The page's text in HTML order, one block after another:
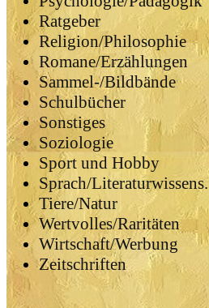
Ratgeber
Religion/Philosophie
Romane/Erzählungen
Sammel-/Bildbände
Schulbücher
Sonstiges
Soziologie
Sport und Hobby
Sprach/Literaturwissens.
Tiere/Natur
Wertvolles/Raritäten
Wirtschaft/Werbung
Zeitschriften